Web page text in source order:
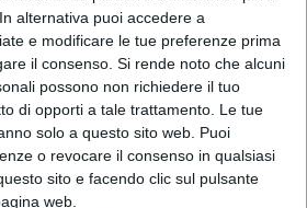
alternativa puoi accedere a
e modificare le tue preferenze prima
il consenso. Si rende noto che alcuni
possono non richiedere il tuo
di opporti a tale trattamento. Le tue
solo a questo sito web. Puoi
o revocare il consenso in qualsiasi
sito e facendo clic sul pulsante
web.
di La Redazione
Rakuten TV: le
novità di agosto
di La Redazione
Sam Neill apparirà